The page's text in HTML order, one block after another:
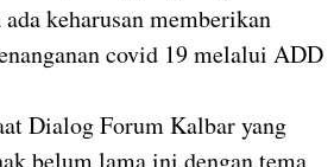
keharusan memberikan
covid 19 melalui ADD
Dialog Forum Kalbar yang
belum lama ini dengan tema